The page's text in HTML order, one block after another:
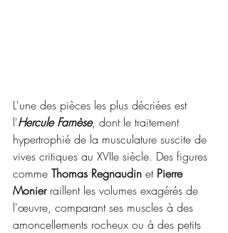
L'une des pièces les plus décriées est
l'Hercule Farnèse, dont le traitement
hypertrophié de la musculature suscite de
vives critiques au XVIIe siècle. Des figures
comme Thomas Regnaudin et Pierre
Monier raillent les volumes exagérés de
l'œuvre, comparant ses muscles à des
amoncellements rocheux ou à des petits